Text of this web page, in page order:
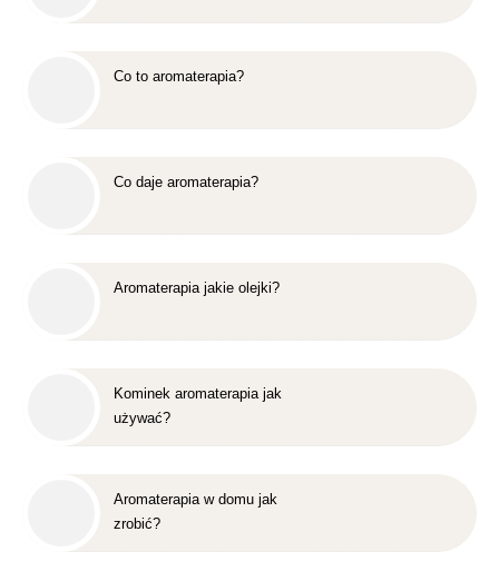
Co to aromaterapia?
Co daje aromaterapia?
Aromaterapia jakie olejki?
Kominek aromaterapia jak
używać?
Aromaterapia w domu jak
zrobić?